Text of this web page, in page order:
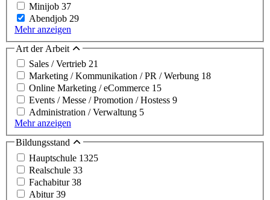
Minijob 37
Abendjob 29
Mehr anzeigen
Art der Arbeit
Sales / Vertrieb 21
Marketing / Kommunikation / PR / Werbung 18
Online Marketing / eCommerce 15
Events / Messe / Promotion / Hostess 9
Administration / Verwaltung 5
Mehr anzeigen
Bildungsstand
Hauptschule 1325
Realschule 33
Fachabitur38
Abitur39